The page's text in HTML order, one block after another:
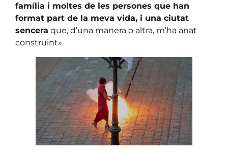
família i moltes de les persones que han
format part de la meva vida, i una ciutat
sencera que, d’una manera o altra, m’ha anat
construint».